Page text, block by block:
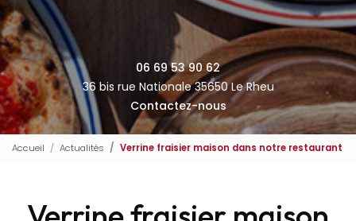
06 69 53 90 62
36 bis rue Nationale 35650 Le Rheu
Contactez-nous
Accueil Actualités Verrine fraisier maison dans notre restaurant